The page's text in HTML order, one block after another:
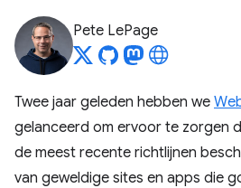
Pete LePage
Twee jaar geleden hebben we
gelanceerd om ervoor te zorgen
de meest recente richtlijnen
van geweldige sites en apps die